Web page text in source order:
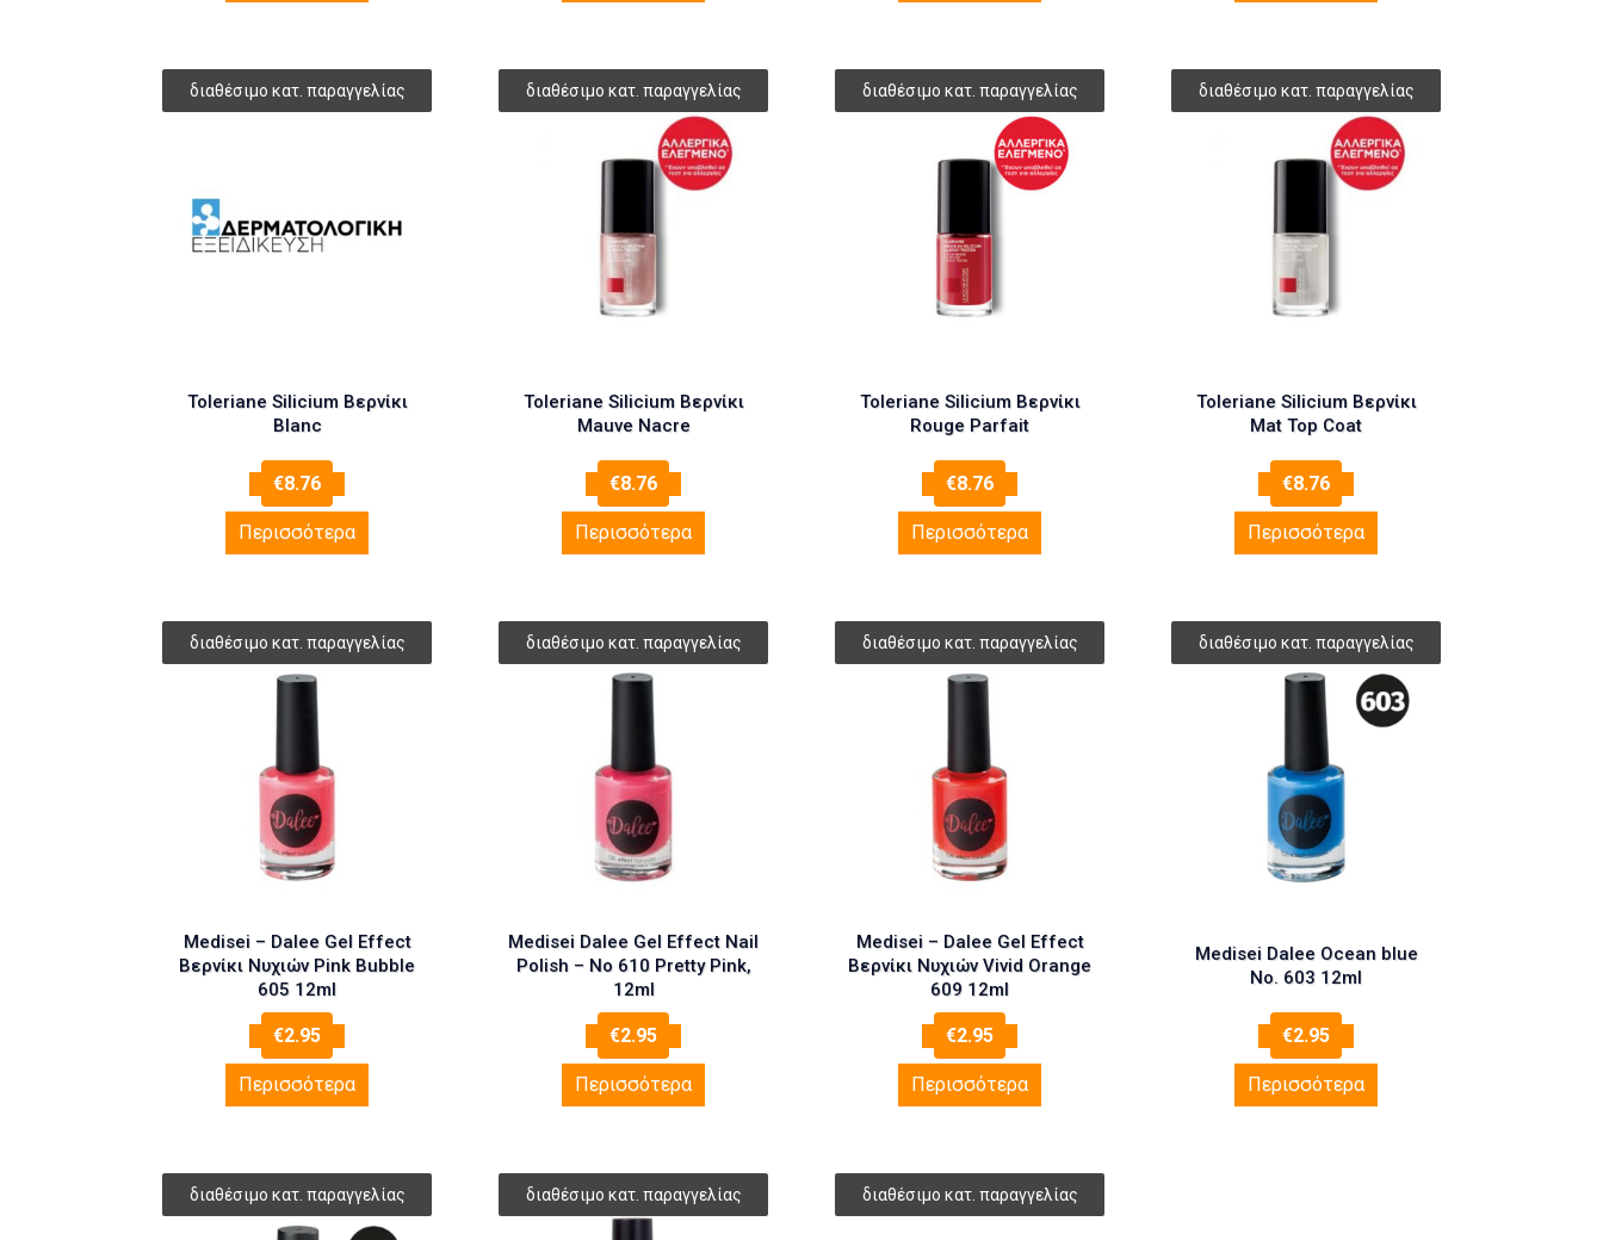
Toleriane Silicium Βερνίκι
Blanc
€8.76
Περισσότερα
Toleriane Silicium Βερνίκι
Mauve Nacre
€8.76
Περισσότερα
Toleriane Silicium Βερνίκι
Rouge Parfait
€8.76
Περισσότερα
Toleriane Silicium Βερνίκι
Mat Top Coat
€8.76
Περισσότερα
Medisei – Dalee Gel Effect
Βερνίκι Νυχιών Pink Bubble
605 12ml
€2.95
Περισσότερα
Medisei Dalee Gel Effect Nail
Polish – No 610 Pretty Pink,
12ml
€2.95
Περισσότερα
Medisei – Dalee Gel Effect
Βερνίκι Νυχιών Vivid Orange
609 12ml
€2.95
Περισσότερα
Medisei Dalee Ocean blue
No. 603 12ml
€2.95
Περισσότερα